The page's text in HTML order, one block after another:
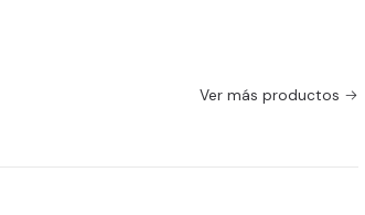
Ver más productos